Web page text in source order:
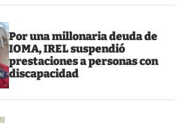
Por una millonaria deuda de
IOMA, IREL suspendió
prestaciones a personas con
discapacidad